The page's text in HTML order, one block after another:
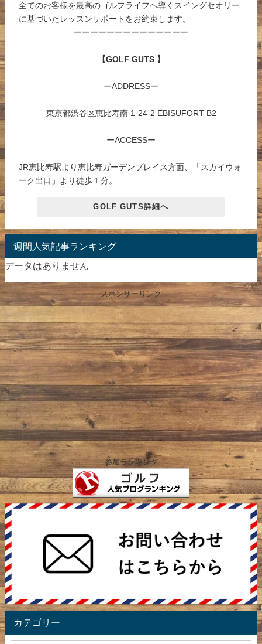
全てのお客様を最高のゴルフライフへ導くスイングセオリー
に基づいたレッスンサポートをお約束します。
ーーーーーーーーーーーーーー
【GOLF GUTS 】
ーADDRESSー
東京都渋谷区恵比寿南 1-24-2 EBISUFORT B2
ーACCESSー
JR恵比寿駅より恵比寿ガーデンプレイス方面、「スカイウォ
ーク出口」より徒歩１分。
GOLF GUTS詳細へ
週間人気記事ランキング
データはありません
スポンサーリンク
参加ランキング
カテゴリー